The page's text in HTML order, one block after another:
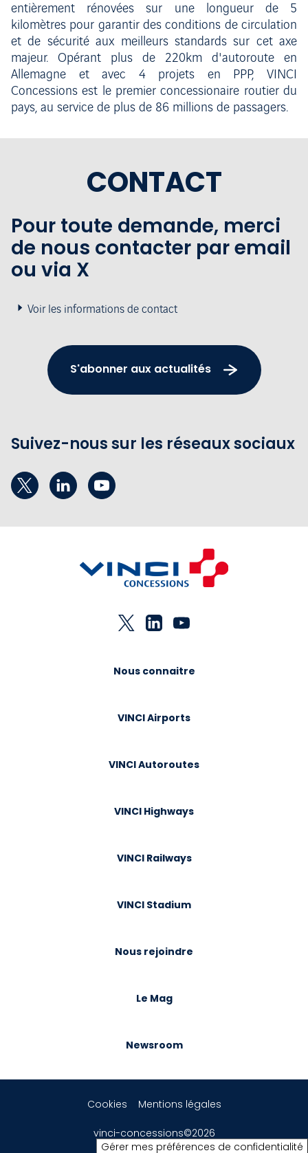
entièrement rénovées sur une longueur de 5
kilomètres pour garantir des conditions de circulation
et de sécurité aux meilleurs standards sur cet axe
majeur. Opérant plus de 220km d'autoroute en
Allemagne et avec 4 projets en PPP, VINCI
Concessions est le premier concessionaire routier du
pays, au service de plus de 86 millions de passagers.
CONTACT
Pour toute demande, merci
de nous contacter par email
ou via X
Voir les informations de contact
S'abonner aux actualités
Suivez-nous sur les réseaux sociaux
Nous connaitre
VINCI Airports
VINCI Autoroutes
VINCI Highways
VINCI Railways
VINCI Stadium
Nous rejoindre
Le Mag
Newsroom
Cookies Mentions légales
vinci-concessions©2026
Gérer mes préférences de confidentialité